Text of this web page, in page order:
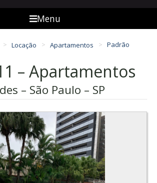
Menu
Locação Apartamentos Padrão
– Apartamentos
– São Paulo – SP